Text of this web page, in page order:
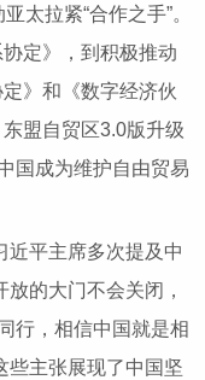
太拉紧“合作之手”。
定》，到积极推动
》和《数字经济伙
盟自贸区3.0版升级
国成为维护自由贸易
近平主席多次提及中
的大门不会关闭，
行，相信中国就是相
主张展现了中国坚